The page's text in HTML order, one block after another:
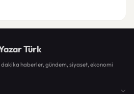
Türk
haberler, gündem, siyaset, ekonomi